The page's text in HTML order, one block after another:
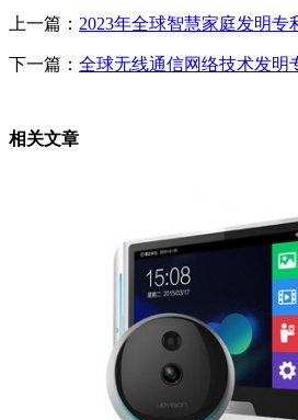
上一篇： 2023年全球智慧家庭发明专
下一篇： 全球无线通信网络技术发明
相关文章